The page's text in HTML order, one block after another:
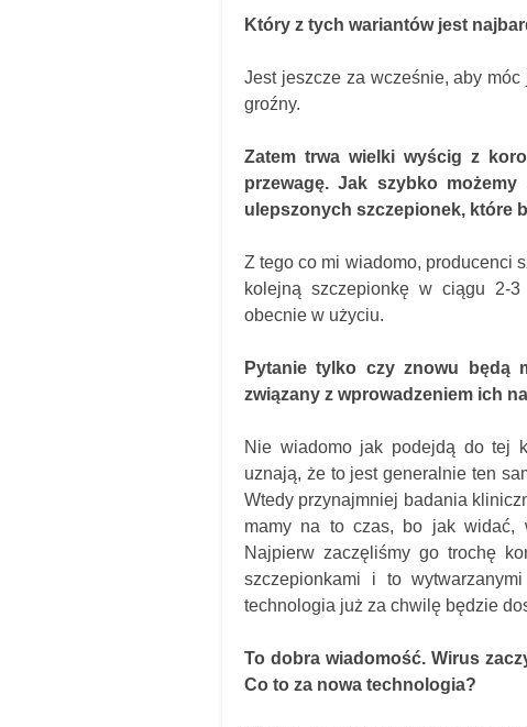
Który z tych wariantów jest
Jest jeszcze za wcześnie, aby
groźny.
Zatem trwa wielki wyścig z
przewagę. Jak szybko
ulepszonych szczepionek, które
Z tego co mi wiadomo, producenci
kolejną szczepionkę w ciągu 2-
obecnie w użyciu.
Pytanie tylko czy znowu będą
związany z wprowadzeniem ich
Nie wiadomo jak podejdą do tej
uznają, że to jest generalnie ten
Wtedy przynajmniej badania
mamy na to czas, bo jak widać,
Najpierw zaczęliśmy go trochę
szczepionkami i to
technologia już za chwilę będzie
To dobra wiadomość. Wirus
Co to za nowa technologia?